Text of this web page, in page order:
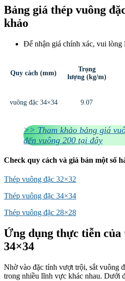
Bảng giá thép vuông
khảo
Để nhận giá chính xác, vui lòng
Quy cách (mm)
Trọng
lượng (kg/m)
vuông đặc 34×34 9.07
>> Tham khảo bảng giá
đến vuông 200 tại đây
Check quy cách và giá bán một số
Thép vuông đặc 32×32
Thép vuông đặc 34×34
Thép vuông đặc 28×28
Ứng dụng thực tiễn của
34×34
Nhờ vào đặc tính vượt trội, sắt vuông
trong nhiều lĩnh vực khác nhau. Dưới